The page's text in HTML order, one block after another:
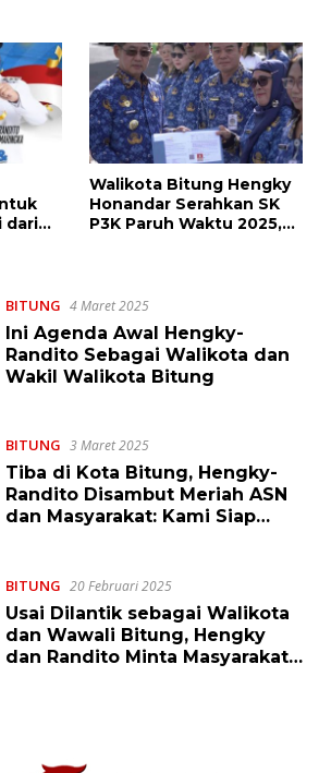
dari
Walikota Bitung Hengky
Honandar Serahkan SK
P3K Paruh Waktu 2025,
BITUNG 4 Maret 2025
Ini Agenda Awal Hengky-
Randito Sebagai Walikota dan
Wakil Walikota Bitung
BITUNG 3 Maret 2025
Tiba di Kota Bitung, Hengky-
Randito Disambut Meriah ASN
dan Masyarakat: Kami Siap
BITUNG 20 Februari 2025
Usai Dilantik sebagai Walikota
dan Wawali Bitung, Hengky
dan Randito Minta Masyarakat